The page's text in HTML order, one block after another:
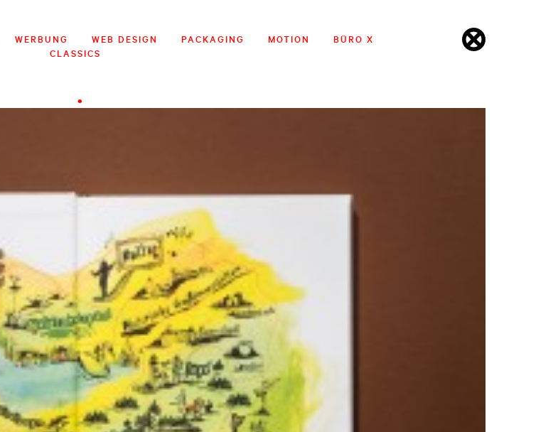
WERBUNG WEB DESIGN PACKAGING MOTION
BÜRO X
CLASSICS